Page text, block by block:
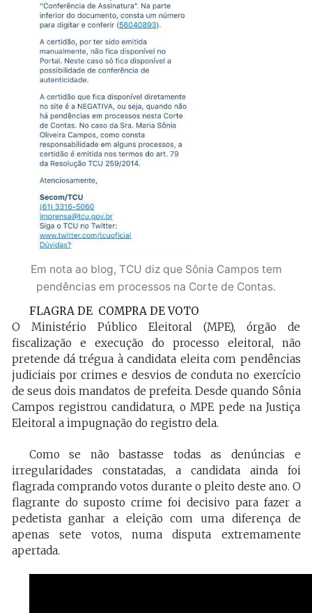
Em nota ao blog, TCU diz que Sônia Campos tem
pendências em processos na Corte de Contas.
FLAGRA DE COMPRA DE VOTO
O Ministério Público Eleitoral (MPE), órgão de
fiscalização e execução do processo eleitoral, não
pretende dá trégua à candidata eleita com pendências
judiciais por crimes e desvios de conduta no exercício
de seus dois mandatos de prefeita. Desde quando Sônia
Campos registrou candidatura, o MPE pede na Justiça
Eleitoral a impugnação do registro dela.
Como se não bastasse todas as denúncias e
irregularidades constatadas, a candidata ainda foi
flagrada comprando votos durante o pleito deste ano. O
flagrante do suposto crime foi decisivo para fazer a
pedetista ganhar a eleição com uma diferença de
apenas sete votos, numa disputa extremamente
apertada.